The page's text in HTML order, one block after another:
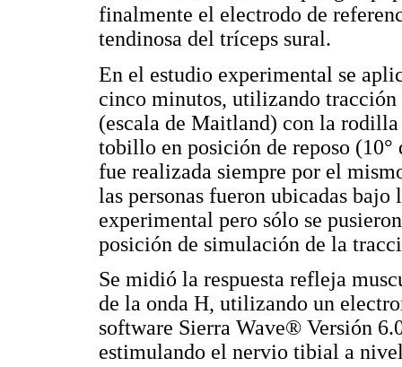
finalmente el electrodo de
tendinosa del tríceps sural.
En el estudio experimental se
cinco minutos, utilizando
(escala de Maitland) con la
tobillo en posición de reposo
fue realizada siempre por el
las personas fueron ubicadas
experimental pero sólo se
posición de simulación de la
Se midió la respuesta refleja
de la onda H, utilizando un
software Sierra Wave® Versión
estimulando el nervio tibial a